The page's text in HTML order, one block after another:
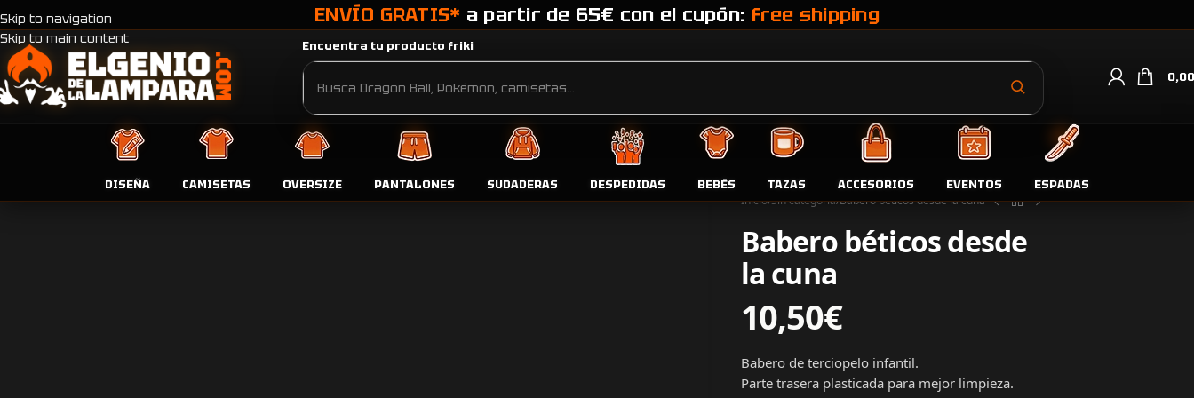
Skip to navigation
Skip to main content
ENVÍO GRATIS* a partir de 65€ con el cupón: free shipping
Encuentra tu producto friki
0,00
DISEÑA CAMISETAS OVERSIZE PANTALONES SUDADERAS DESPEDIDAS BEBÉS TAZAS ACCESORIOS EVENTOS
ESPADAS
Inicio Sin categoría Babero béticos desde la cuna
Babero béticos desde
la cuna
10,50€
Babero de terciopelo infantil.
Parte trasera plasticada para mejor limpieza.